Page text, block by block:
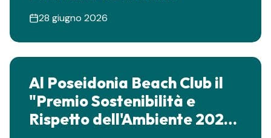
28 giugno 2026
Al Poseidonia Beach Club il
"Premio Sostenibilità e
Rispetto dell'Ambiente 2026"